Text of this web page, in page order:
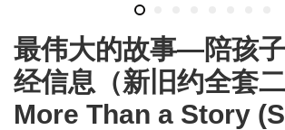
最伟大的故事—陪孩
经信息（新旧约全套
More Than a Story